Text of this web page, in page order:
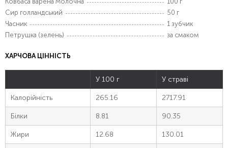
Сир голландський
50 г
Часник
1 зубчик
Петрушка (зелень)
за смаком
ХАРЧОВА ЦІННІСТЬ
У 100 г У страві
Калорійність 265.16 2717.91
Білки 8.81 90.35
Жири 12.68 130.01